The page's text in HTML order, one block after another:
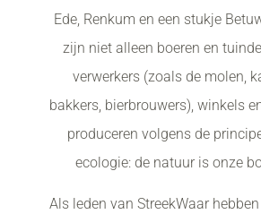
Ede, Renkum en een stukje
zijn niet alleen boeren en
verwerkers (zoals de molen,
bakkers, bierbrouwers), winkels
produceren volgens de
ecologie: de natuur is onze
Als leden van StreekWaar